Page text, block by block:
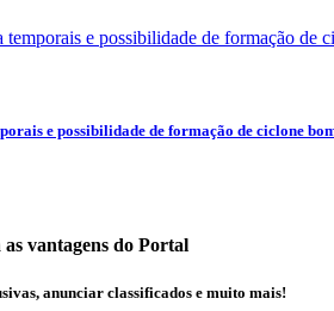
e possibilidade de formação de ciclone
vantagens do Portal
anunciar classificados e muito mais!